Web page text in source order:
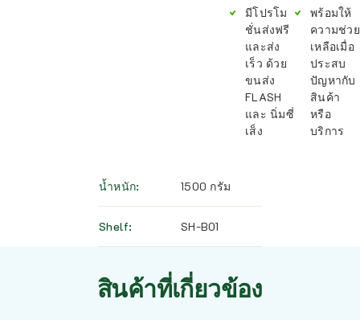
มีโปรโม
ชั่นส่งฟรี
และส่ง
เร็ว ด้วย
ขนส่ง
FLASH
และ นิ่มซี่
เส็ง
พร้อมให้
ความช่วย
เหลือเมื่อ
ประสบ
ปัญหากับ
สินค้า
หรือ
บริการ
น้ำหนัก 1500 กรัม
Shelf SH-B01
สินค้าที่เกี่ยวข้อง